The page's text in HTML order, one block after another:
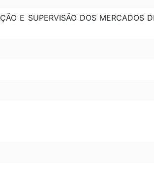
E SUPERVISÃO DOS MERCADOS